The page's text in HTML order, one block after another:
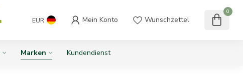
EUR Mein Konto Wunschzettel
0
Marken Kundendienst